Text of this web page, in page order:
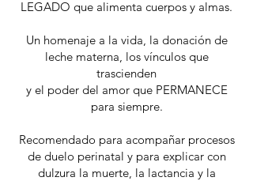
LEGADO que alimenta cuerpos y almas.
Un homenaje a la vida, la donación de
leche materna, los vínculos que
trascienden
y el poder del amor que PERMANECE
para siempre.
Recomendado para acompañar procesos
de duelo perinatal y para explicar con
dulzura la muerte, la lactancia y la